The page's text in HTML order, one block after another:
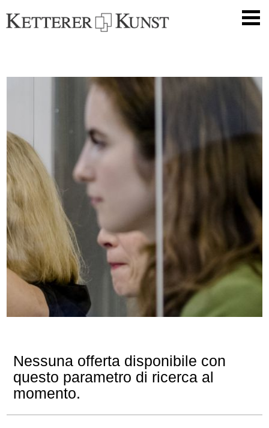
Nessuna offerta disponibile con
questo parametro di ricerca al
momento.